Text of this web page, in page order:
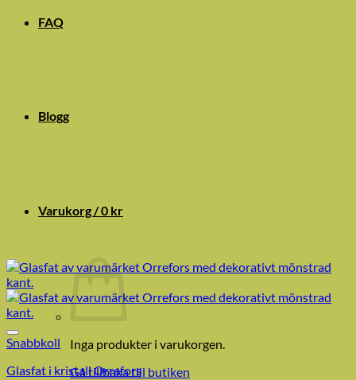
FAQ
Blogg
Varukorg /0 kr
Inga produkter i varukorgen.
Gå tillbaka till butiken
Snabbkoll
Glasfat i kristall Orrefors